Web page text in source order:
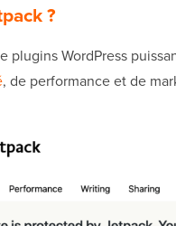
?
plugins WordPress
, de performance et de